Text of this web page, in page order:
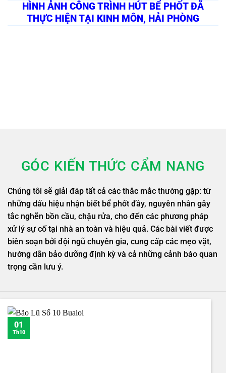
HÌNH ẢNH CÔNG TRÌNH HÚT BỂ PHỐT ĐÃ
THỰC HIỆN TẠI KINH MÔN, HẢI PHÒNG
GÓC KIẾN THỨC CẨM NANG
Chúng tôi sẽ giải đáp tất cả các thắc mắc thường gặp: từ
những dấu hiệu nhận biết bể phốt đầy, nguyên nhân gây
tắc nghẽn bồn cầu, chậu rửa, cho đến các phương pháp
xử lý sự cố tại nhà an toàn và hiệu quả. Các bài viết được
biên soạn bởi đội ngũ chuyên gia, cung cấp các mẹo vặt,
hướng dẫn bảo dưỡng định kỳ và cả những cảnh báo quan
trọng cần lưu ý.
01
Th10